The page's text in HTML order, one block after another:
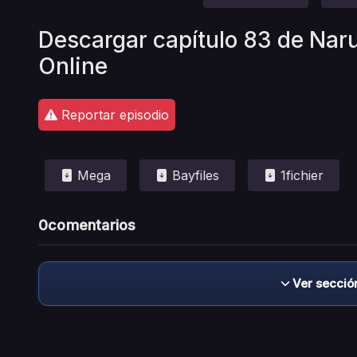
Descargar capítulo 83 de
Online
Reportar episodio
Mega Bayfiles 1fichier
0comentarios
Ver